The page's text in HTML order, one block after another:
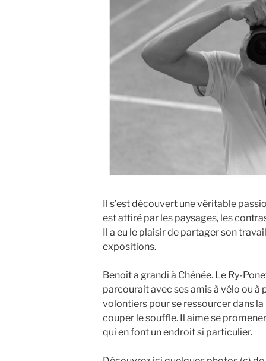
Il s’est découvert une véritable
est attiré par les paysages, les
Il a eu le plaisir de partager son
expositions.
Benoît a grandi à Chénée. Le Ry-
parcourait avec ses amis à vélo ou à
volontiers pour se ressourcer dans
couper le souffle. Il aime se
qui en font un endroit si particulier.